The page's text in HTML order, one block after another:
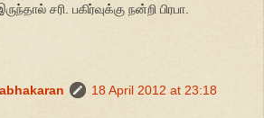
சரி. பகிர்வுக்கு நன்றி பிரபா.
18 April 2012 at 23:18